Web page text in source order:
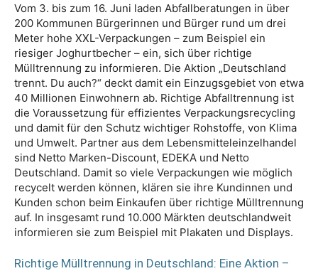
Vom 3. bis zum 16. Juni laden Abfallberatungen in über
200 Kommunen Bürgerinnen und Bürger rund um drei
Meter hohe XXL-Verpackungen – zum Beispiel ein
riesiger Joghurtbecher – ein, sich über richtige
Mülltrennung zu informieren. Die Aktion „Deutschland
trennt. Du auch?“ deckt damit ein Einzugsgebiet von etwa
40 Millionen Einwohnern ab. Richtige Abfalltrennung ist
die Voraussetzung für effizientes Verpackungsrecycling
und damit für den Schutz wichtiger Rohstoffe, von Klima
und Umwelt. Partner aus dem Lebensmitteleinzelhandel
sind Netto Marken-Discount, EDEKA und Netto
Deutschland. Damit so viele Verpackungen wie möglich
recycelt werden können, klären sie ihre Kundinnen und
Kunden schon beim Einkaufen über richtige Mülltrennung
auf. In insgesamt rund 10.000 Märkten deutschlandweit
informieren sie zum Beispiel mit Plakaten und Displays.
Richtige Mülltrennung in Deutschland: Eine Aktion –